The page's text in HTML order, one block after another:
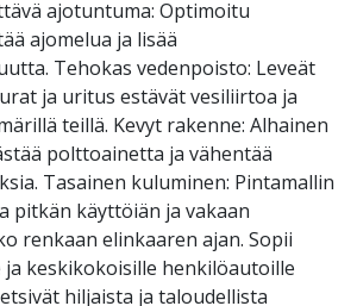
ajotuntuma: Optimoitu
ajomelua ja lisää
Tehokas vedenpoisto: Leveät
ja uritus estävät vesiliirtoa ja
teillä. Kevyt rakenne: Alhainen
polttoainetta ja vähentää
Tasainen kuluminen: Pintamallin
pitkän käyttöiän ja vakaan
renkaan elinkaaren ajan. Sopii
ja keskikokoisille henkilöautoille
hiljaista ja taloudellista